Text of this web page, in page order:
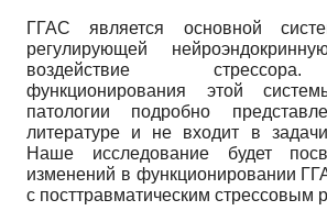
ГГАС является основной
регулирующей
воздействие
функционирования этой
патологии подробно
литературе и не входит в
Наше исследование будет
изменений в функционировании
с посттравматическим стрессовым